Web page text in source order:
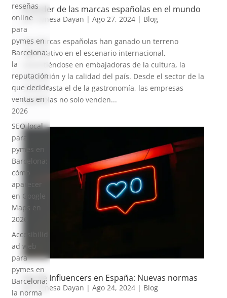
El poder de las marcas españolas en el mundo
por Vanesa Dayan | Ago 27, 2024| Blog
Las marcas españolas han ganado un terreno
significativo en el escenario internacional,
convirtiéndose en embajadoras de la cultura, la
innovación y la calidad del país. Desde el sector de la
moda hasta el de la gastronomía, las empresas
españolas no solo venden...
Ley de Influencers en España: Nuevas normas
Vanesa Dayan | Ago 24, 2024| Blog
reseñas
online
para
pymes en
Barcelona:
la
reputación
que decide
ventas en
2026
SEO local
para
pymes en
Barcelona:
cómo
aparecer
en Google
Maps en
2026
Accesibilid
ad web
para
pymes en
Barcelona:
la norma